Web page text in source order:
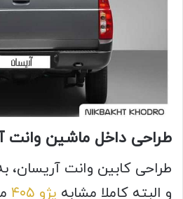
طراحی داخل ماشین وانت
طراحی کابین وانت آریسان،
و البته کاملا مشابه پژو ۴۰۵